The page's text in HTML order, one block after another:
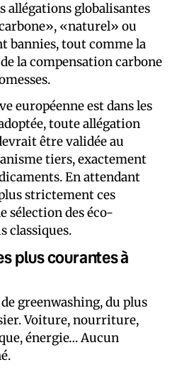
allégations globalisantes
«naturel» ou
bannies, tout comme la
la compensation carbone
européenne est dans les
toute allégation
être validée au
tiers, exactement
En attendant
strictement ces
sélection des éco-
classiques.
plus courantes à
greenwashing, du plus
Voiture, nourriture,
énergie… Aucun